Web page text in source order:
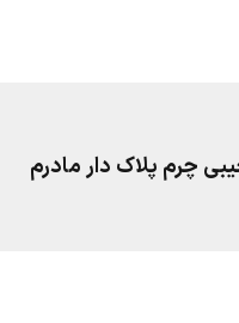
چرم پلاک دار مادرم